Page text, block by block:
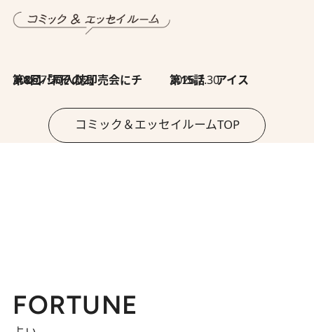
2026.7.30
第8回「同人誌即売会にチャレンジ その2」 2026.7.30
第15話 アイス
コミック＆エッセイルームTOP
FORTUNE